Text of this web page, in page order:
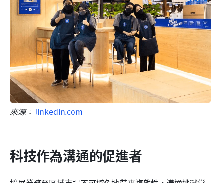
來源： linkedin.com
科技作為溝通的促進者